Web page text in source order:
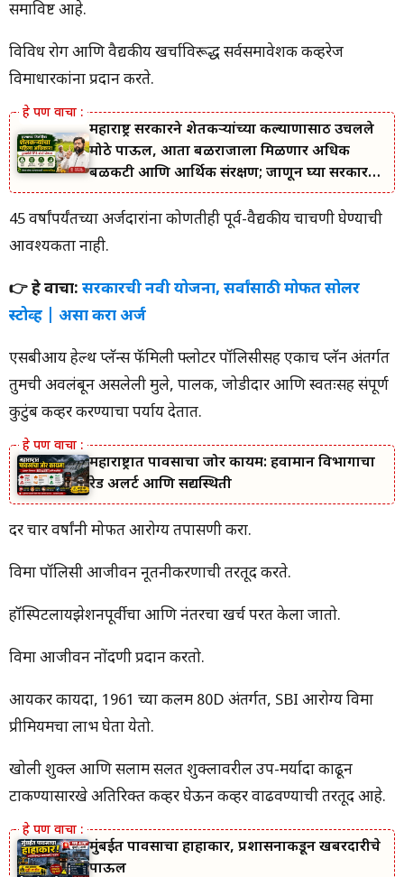
समाविष्ट आहे.
विविध रोग आणि वैद्यकीय खर्चाविरूद्ध सर्वसमावेशक कव्हरेज
विमाधारकांना प्रदान करते.
महाराष्ट्र सरकारने शेतकऱ्यांच्या कल्याणासाठी उचलले
मोठे पाऊल, आता बळीराजाला मिळणार अधिक
बळकटी आणि आर्थिक संरक्षण; जाणून घ्या सरकारचा
नवा संकल्प.
45 वर्षांपर्यंतच्या अर्जदारांना कोणतीही पूर्व-वैद्यकीय चाचणी घेण्याची
आवश्यकता नाही.
👉 हे वाचा: सरकारची नवी योजना, सर्वांसाठी मोफत सोलर
स्टोव्ह | असा करा अर्ज
एसबीआय हेल्थ प्लॅन्स फॅमिली फ्लोटर पॉलिसीसह एकाच प्लॅन अंतर्गत
तुमची अवलंबून असलेली मुले, पालक, जोडीदार आणि स्वतःसह संपूर्ण
कुटुंब कव्हर करण्याचा पर्याय देतात.
महाराष्ट्रात पावसाचा जोर कायम: हवामान विभागाचा
रेड अलर्ट आणि सद्यस्थिती
दर चार वर्षांनी मोफत आरोग्य तपासणी करा.
विमा पॉलिसी आजीवन नूतनीकरणाची तरतूद करते.
हॉस्पिटलायझेशनपूर्वीचा आणि नंतरचा खर्च परत केला जातो.
विमा आजीवन नोंदणी प्रदान करतो.
आयकर कायदा, 1961 च्या कलम 80D अंतर्गत, SBI आरोग्य विमा
प्रीमियमचा लाभ घेता येतो.
खोली शुक्ल आणि सलाम सलत शुक्लावरील उप-मर्यादा काढून
टाकण्यासारखे अतिरिक्त कव्हर घेऊन कव्हर वाढवण्याची तरतूद आहे.
मुंबईत पावसाचा हाहाकार, प्रशासनाकडून खबरदारीचे
पाऊल